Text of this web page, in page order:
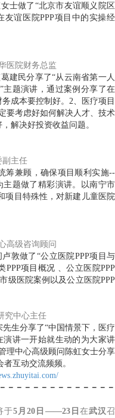
士做了“北京市友谊顺义院区
友谊医院PPP项目中的实操经
医院财务总监
建民分享了“从云南省第一人
主题演讲，通过案例分享了在
成本要控制好。2、医疗项目
要考虑好如何解决人才、技术
解决好投资收益问题。
副主任
筹兼顾，确保项目顺利实施--
主题做了精彩演讲。以南宁市
项目特殊性，对新建儿童医院
高级咨询顾问
敦做了“公立医院PPP项目与
项目概况 、公立医院PPP
级医院案例以及公立医院PPP
究中心主任
生分享了“中国情景下，医疗
演讲一开始就生动的为大家讲
理中心高级顾问陈虹女士分享
互动交流频频。
－－－－－－－－ －－－－－
于5月20日——23日 在武汉召